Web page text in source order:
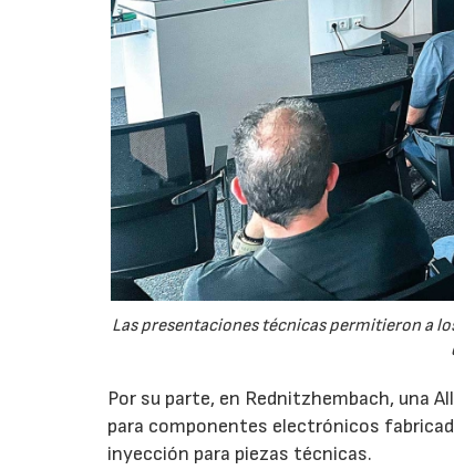
Las presentaciones técnicas permitieron a
Por su parte, en Rednitzhembach, una
para componentes electrónicos
inyección para piezas técnicas.